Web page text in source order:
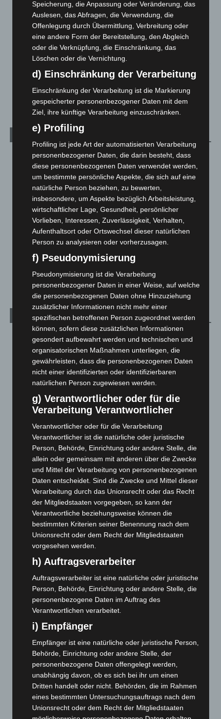
2. August 2026
Hannover Klassik Open Air 2026: Französische Oper im
Schwarz Digits und Zscaler starten souveräne Cloud-
2. August 2026
Kategorien
Blaulicht
2.797
Corona-News
712
Hannover und Region
Langenhagen und Ortsteile
3.249
Leserbriefe
Menschen
Über uns
Veranstaltungen
Archiv
August 2026(9)
Juli 2026(73)
Juni 2026(139)
Mai 2026(99)
April 2026(99)
März 2026(115)
Februar 2026(109)
Januar 2026(122)
Dezember 2025(103)
November 2025(114)
Oktober 2025(112)
September 2025(93)
August 2025(90)
Juli 2025(90)
Juni 2025(103)
Mai 2025(112)
April 2025
März 2025(111)
Februar 2025(96)
Dezember 2024
(89)
November 2024 (94)
Oktober 2024(93)
September 2024 (112)
August 2024
(107)
Juli 2024(89)
Speicherung, die Anpassung oder Veränderung, das
Auslesen, das Abfragen, die Verwendung, die
Offenlegung durch Übermittlung, Verbreitung oder
eine andere Form der Bereitstellung, den Abgleich
oder die Verknüpfung, die Einschränkung, das
Löschen oder die Vernichtung.
d) Einschränkung der Verarbeitung
Einschränkung der Verarbeitung ist die Markierung
gespeicherter personenbezogener Daten mit dem
Ziel, ihre künftige Verarbeitung einzuschränken.
e) Profiling
Profiling ist jede Art der automatisierten Verarbeitung
personenbezogener Daten, die darin besteht, dass
diese personenbezogenen Daten verwendet werden,
um bestimmte persönliche Aspekte, die sich auf eine
natürliche Person beziehen, zu bewerten,
insbesondere, um Aspekte bezüglich Arbeitsleistung,
wirtschaftlicher Lage, Gesundheit, persönlicher
Vorlieben, Interessen, Zuverlässigkeit, Verhalten,
Aufenthaltsort oder Ortswechsel dieser natürlichen
Person zu analysieren oder vorherzusagen.
f) Pseudonymisierung
Pseudonymisierung ist die Verarbeitung
personenbezogener Daten in einer Weise, auf welche
die personenbezogenen Daten ohne Hinzuziehung
zusätzlicher Informationen nicht mehr einer
spezifischen betroffenen Person zugeordnet werden
können, sofern diese zusätzlichen Informationen
gesondert aufbewahrt werden und technischen und
organisatorischen Maßnahmen unterliegen, die
gewährleisten, dass die personenbezogenen Daten
nicht einer identifizierten oder identifizierbaren
natürlichen Person zugewiesen werden.
g) Verantwortlicher oder für die
Verarbeitung Verantwortlicher
Verantwortlicher oder für die Verarbeitung
Verantwortlicher ist die natürliche oder juristische
Person, Behörde, Einrichtung oder andere Stelle, die
allein oder gemeinsam mit anderen über die Zwecke
und Mittel der Verarbeitung von personenbezogenen
Daten entscheidet. Sind die Zwecke und Mittel dieser
Verarbeitung durch das Unionsrecht oder das Recht
der Mitgliedstaaten vorgegeben, so kann der
Verantwortliche beziehungsweise können die
bestimmten Kriterien seiner Benennung nach dem
Unionsrecht oder dem Recht der Mitgliedstaaten
vorgesehen werden.
h) Auftragsverarbeiter
Auftragsverarbeiter ist eine natürliche oder juristische
Person, Behörde, Einrichtung oder andere Stelle, die
personenbezogene Daten im Auftrag des
Verantwortlichen verarbeitet.
i) Empfänger
Empfänger ist eine natürliche oder juristische Person,
Behörde, Einrichtung oder andere Stelle, der
personenbezogene Daten offengelegt werden,
unabhängig davon, ob es sich bei ihr um einen
Dritten handelt oder nicht. Behörden, die im Rahmen
eines bestimmten Untersuchungsauftrags nach dem
Unionsrecht oder dem Recht der Mitgliedstaaten